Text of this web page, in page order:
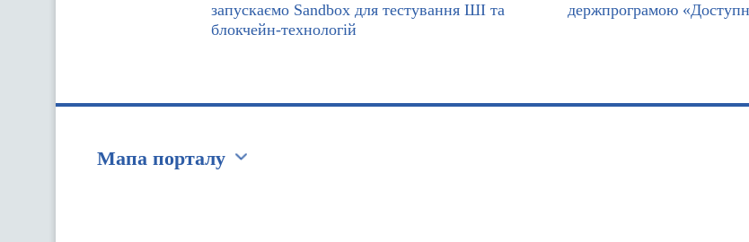
запускаємо Sandbox для тестування ШІ та
блокчейн-технологій
держпрограмою
Мапа порталу